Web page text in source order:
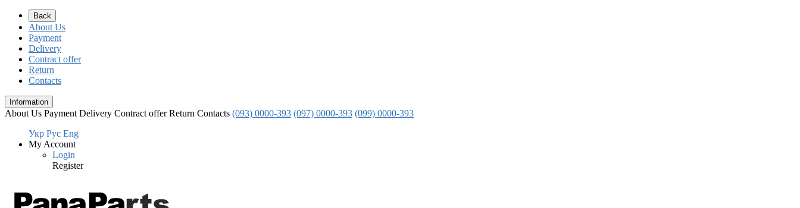
Back
About Us
Payment
Delivery
Contract offer
Return
Contacts
Information
About Us Payment Delivery Contract offer Return Contacts (093) 0000-393 (097) 0000-393 (099) 0000-393
Укр Рус Eng
My Account
Login
Register